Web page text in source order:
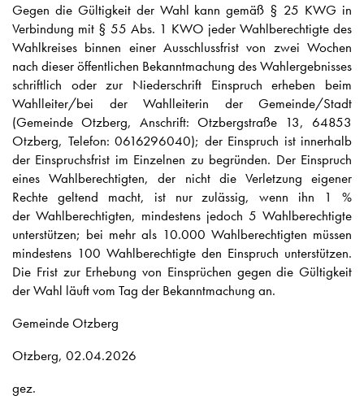
Gegen die Gültigkeit der Wahl kann gemäß § 25 KWG in
Verbindung mit § 55 Abs. 1 KWO jeder Wahlberechtigte des
Wahlkreises binnen einer Ausschlussfrist von zwei Wochen
nach dieser öffentlichen Bekanntmachung des Wahlergebnisses
schriftlich oder zur Niederschrift Einspruch erheben beim
Wahlleiter/bei der Wahlleiterin der Gemeinde/Stadt
(Gemeinde Otzberg, Anschrift: Otzbergstraße 13, 64853
Otzberg, Telefon: 0616296040); der Einspruch ist innerhalb
der Einspruchsfrist im Einzelnen zu begründen. Der Einspruch
eines Wahlberechtigten, der nicht die Verletzung eigener
Rechte geltend macht, ist nur zulässig, wenn ihn 1 %
der Wahlberechtigten, mindestens jedoch 5 Wahlberechtigte
unterstützen; bei mehr als 10.000 Wahlberechtigten müssen
mindestens 100 Wahlberechtigte den Einspruch unterstützen.
Die Frist zur Erhebung von Einsprüchen gegen die Gültigkeit
der Wahl läuft vom Tag der Bekanntmachung an.
Gemeinde Otzberg
Otzberg, 02.04.2026
gez.